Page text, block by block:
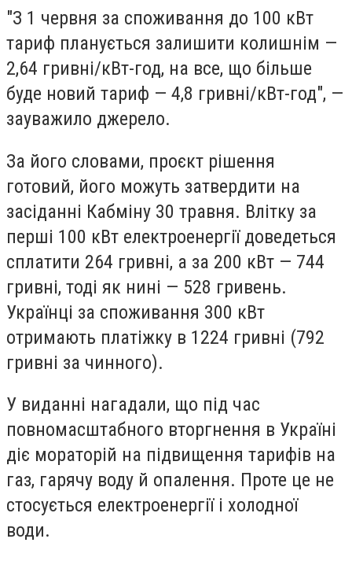
"З 1 червня за споживання до 100 кВт
тариф планується залишити колишнім —
2,64 гривні/кВт-год, на все, що більше
буде новий тариф — 4,8 гривні/кВт-год", —
зауважило джерело.
За його словами, проєкт рішення
готовий, його можуть затвердити на
засіданні Кабміну 30 травня. Влітку за
перші 100 кВт електроенергії доведеться
сплатити 264 гривні, а за 200 кВт — 744
гривні, тоді як нині — 528 гривень.
Українці за споживання 300 кВт
отримають платіжку в 1224 гривні (792
гривні за чинного).
У виданні нагадали, що під час
повномасштабного вторгнення в Україні
діє мораторій на підвищення тарифів на
газ, гарячу воду й опалення. Проте це не
стосується електроенергії і холодної
води.